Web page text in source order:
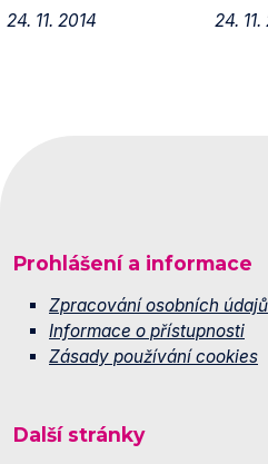
24. 11. 2014
24. 11.
Prohlášení a informace
Zpracování osobních údajů
Informace o přístupnosti
Zásady používání cookies
Další stránky